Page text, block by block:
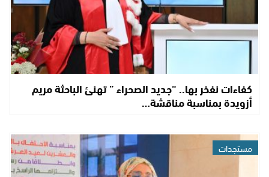
كفاءات نفخر بها.. “جديد الصحراء ” تهنئ الباحثة مريم
أزويدة بمناسبة مناقشة…
مستجدات